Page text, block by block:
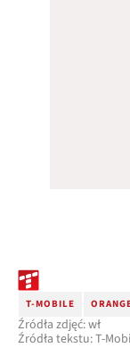
T-MOBILE
Źródła zdjęć: wł
Źródła tekstu: T-